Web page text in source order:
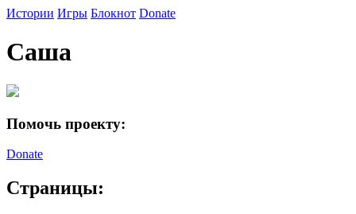
Истории Игры Блокнот Donate
Саша
Помочь проекту:
Donate
Страницы: